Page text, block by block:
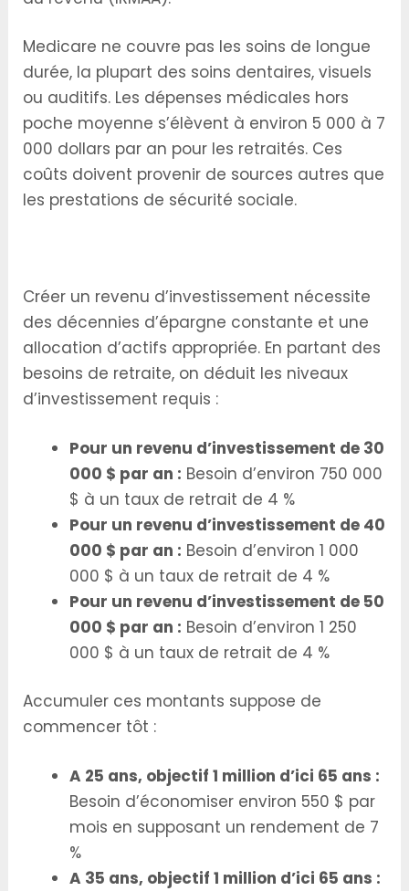
Medicare ne couvre pas les soins de longue
durée, la plupart des soins dentaires, visuels
ou auditifs. Les dépenses médicales hors
poche moyenne s’élèvent à environ 5 000 à 7
000 dollars par an pour les retraités. Ces
coûts doivent provenir de sources autres que
les prestations de sécurité sociale.
Créer un revenu d’investissement nécessite
des décennies d’épargne constante et une
allocation d’actifs appropriée. En partant des
besoins de retraite, on déduit les niveaux
d’investissement requis :
Pour un revenu d’investissement de 30
000 $ par an : Besoin d’environ 750 000
$ à un taux de retrait de 4 %
Pour un revenu d’investissement de 40
000 $ par an : Besoin d’environ 1 000
000 $ à un taux de retrait de 4 %
Pour un revenu d’investissement de 50
000 $ par an : Besoin d’environ 1 250
000 $ à un taux de retrait de 4 %
Accumuler ces montants suppose de
commencer tôt :
A 25 ans, objectif 1 million d’ici 65 ans :
Besoin d’économiser environ 550 $ par
mois en supposant un rendement de 7
%
A 35 ans, objectif 1 million d’ici 65 ans :